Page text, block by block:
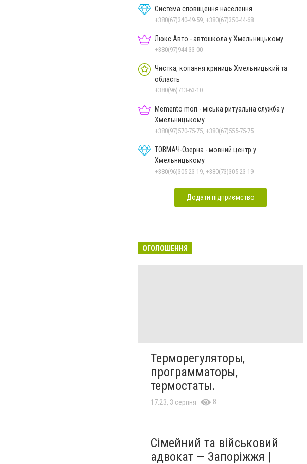
Система сповіщення населення
+380(67)340-49-59, +380(67)350-44-68
Люкс Авто - автошкола у Хмельницькому
+380(97)944-33-00
Чистка, копання криниць Хмельницький та
область
+380(96)713-63-10
Memento mori - міська ритуальна служба у
Хмельницькому
+380(97)570-75-75, +380(67)555-75-75
ТОВМАЧ-Озерна - мовний центр у
Хмельницькому
+380(96)305-23-19, +380(73)305-23-19
Додати підприємство
ОГОЛОШЕННЯ
Терморегуляторы,
программаторы,
термостаты.
17:23, 3 серпня 8
Сімейний та військовий
адвокат — Запоріжжя |